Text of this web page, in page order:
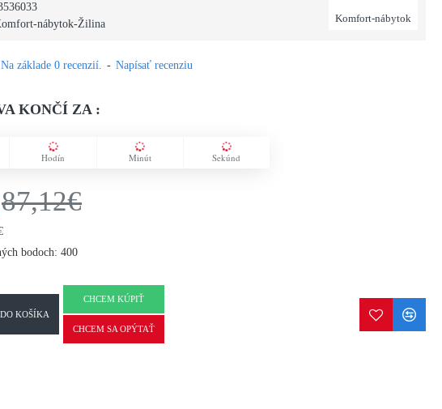
nábytok-Žilina Komfort-nábytok
Na základe 0 recenzií. - Napísať recenziu
KONČÍ ZA :
Hodín Minút Sekúnd
87,12€
bodoch: 400
DO KOŠÍKA
CHCEM KÚPIŤ
CHCEM SA OPÝTAŤ